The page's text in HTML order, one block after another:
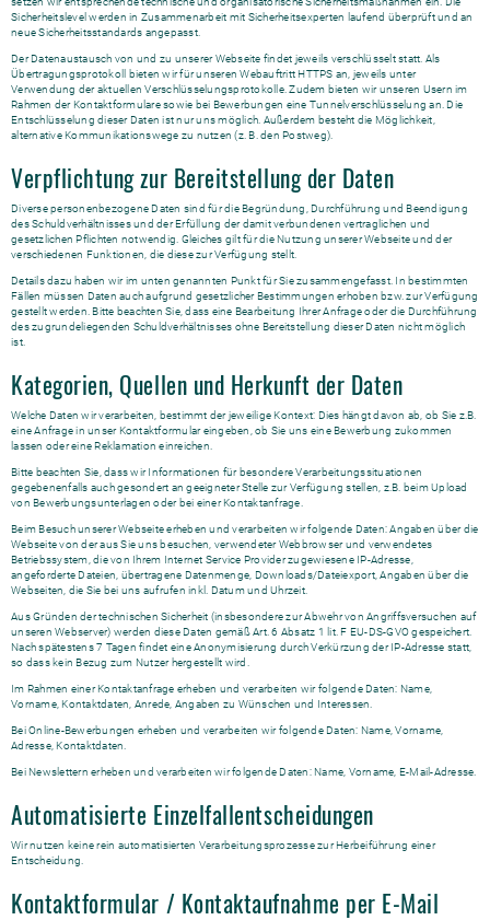
Sicherheitslevel werden in Zusammenarbeit mit Sicherheitsexperten laufend überprüft und an
neue Sicherheitsstandards angepasst.
Der Datenaustausch von und zu unserer Webseite findet jeweils verschlüsselt statt. Als
Übertragungsprotokoll bieten wir für unseren Webauftritt HTTPS an, jeweils unter
Verwendung der aktuellen Verschlüsselungsprotokolle. Zudem bieten wir unseren Usern im
Rahmen der Kontaktformulare sowie bei Bewerbungen eine Tunnelverschlüsselung an. Die
Entschlüsselung dieser Daten ist nur uns möglich. Außerdem besteht die Möglichkeit,
alternative Kommunikationswege zu nutzen (z. B. den Postweg).
Verpflichtung zur Bereitstellung der Daten
Diverse personenbezogene Daten sind für die Begründung, Durchführung und Beendigung
des Schuldverhältnisses und der Erfüllung der damit verbundenen vertraglichen und
gesetzlichen Pflichten notwendig. Gleiches gilt für die Nutzung unserer Webseite und der
verschiedenen Funktionen, die diese zur Verfügung stellt.
Details dazu haben wir im unten genannten Punkt für Sie zusammengefasst. In bestimmten
Fällen müssen Daten auch aufgrund gesetzlicher Bestimmungen erhoben bzw. zur Verfügung
gestellt werden. Bitte beachten Sie, dass eine Bearbeitung Ihrer Anfrage oder die Durchführung
des zugrundeliegenden Schuldverhältnisses ohne Bereitstellung dieser Daten nicht möglich
ist.
Kategorien, Quellen und Herkunft der Daten
Welche Daten wir verarbeiten, bestimmt der jeweilige Kontext: Dies hängt davon ab, ob Sie z.B.
eine Anfrage in unser Kontaktformular eingeben, ob Sie uns eine Bewerbung zukommen
lassen oder eine Reklamation einreichen.
Bitte beachten Sie, dass wir Informationen für besondere Verarbeitungssituationen
gegebenenfalls auch gesondert an geeigneter Stelle zur Verfügung stellen, z.B. beim Upload
von Bewerbungsunterlagen oder bei einer Kontaktanfrage.
Beim Besuch unserer Webseite erheben und verarbeiten wir folgende Daten: Angaben über die
Webseite von der aus Sie uns besuchen, verwendeter Webbrowser und verwendetes
Betriebssystem, die von Ihrem Internet Service Provider zugewiesene IP-Adresse,
angeforderte Dateien, übertragene Datenmenge, Downloads/Dateiexport, Angaben über die
Webseiten, die Sie bei uns aufrufen inkl. Datum und Uhrzeit.
Aus Gründen der technischen Sicherheit (insbesondere zur Abwehr von Angriffsversuchen auf
unseren Webserver) werden diese Daten gemäß Art. 6 Absatz 1 lit. F EU-DS-GVO gespeichert.
Nach spätestens 7 Tagen findet eine Anonymisierung durch Verkürzung der IP-Adresse statt,
so dass kein Bezug zum Nutzer hergestellt wird.
Im Rahmen einer Kontaktanfrage erheben und verarbeiten wir folgende Daten: Name,
Vorname, Kontaktdaten, Anrede, Angaben zu Wünschen und Interessen.
Bei Online-Bewerbungen erheben und verarbeiten wir folgende Daten: Name, Vorname,
Adresse, Kontaktdaten.
Bei Newslettern erheben und verarbeiten wir folgende Daten: Name, Vorname, E-Mail-Adresse.
Automatisierte Einzelfallentscheidungen
Wir nutzen keine rein automatisierten Verarbeitungsprozesse zur Herbeiführung einer
Entscheidung.
Kontaktformular / Kontaktaufnahme per E-Mail